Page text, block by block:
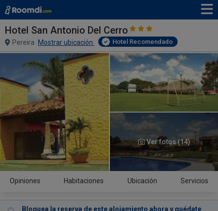
Hotel San Antonio Del Cerro
Pereira Mostrar ubicación Hotel Recomendado
Ver fotos (14)
Opiniones Habitaciones Ubicación Servicios
Bloquea la reserva de este alojamiento ahora y quédate